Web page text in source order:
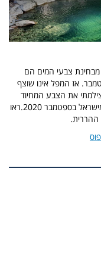
מבחינת צבעי המים הם
אז המפל אינו שוצף
צילמתי את הצבע המחיוד
של איליוחרי בטיול בוטיק מודרך של עם מטיילת מישראל בספטמבר 2020.ראו
ההררית.